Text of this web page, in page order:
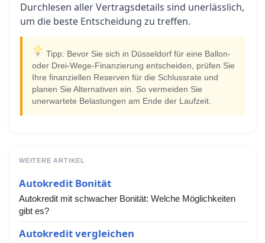
Durchlesen aller Vertragsdetails sind unerlässlich,
um die beste Entscheidung zu treffen.
Tipp: Bevor Sie sich in Düsseldorf für eine Ballon-
oder Drei-Wege-Finanzierung entscheiden, prüfen Sie
Ihre finanziellen Reserven für die Schlussrate und
planen Sie Alternativen ein. So vermeiden Sie
unerwartete Belastungen am Ende der Laufzeit.
WEITERE ARTIKEL
Autokredit Bonität
Autokredit mit schwacher Bonität: Welche Möglichkeiten
gibt es?
Autokredit vergleichen